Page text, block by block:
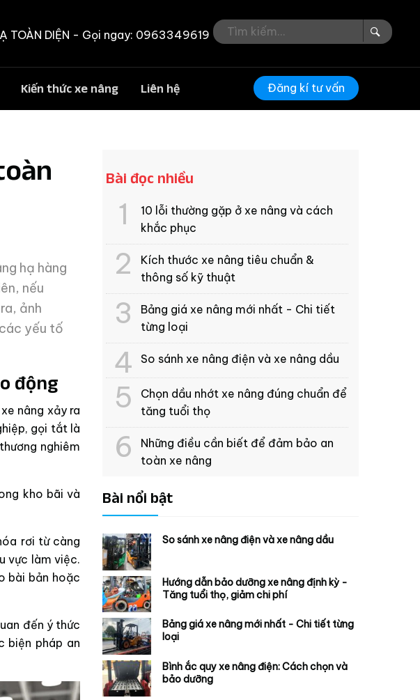
TOÀN DIỆN - Gọi ngay: 0963349619
Đăng kí tư vấn
Kiến thức xe nâng Liên hệ
hạ hàng
nếu
ảnh
yếu tố
động
nâng xảy ra
gọi tắt là
nghiêm
kho bãi và
rơi từ càng
vực làm việc.
bài bản hoặc
đến ý thức
biện pháp an
Bài đọc nhiều
10 lỗi thường gặp ở xe nâng và cách
khắc phục
Kích thước xe nâng tiêu chuẩn &
thông số kỹ thuật
Bảng giá xe nâng mới nhất - Chi tiết
từng loại
So sánh xe nâng điện và xe nâng dầu
Chọn dầu nhớt xe nâng đúng chuẩn để
tăng tuổi thọ
Những điều cần biết để đảm bảo an
toàn xe nâng
Bài nổi bật
So sánh xe nâng điện và xe nâng dầu
Hướng dẫn bảo dưỡng xe nâng định kỳ -
Tăng tuổi thọ, giảm chi phí
Bảng giá xe nâng mới nhất - Chi tiết từng
loại
Bình ắc quy xe nâng điện: Cách chọn và
bảo dưỡng